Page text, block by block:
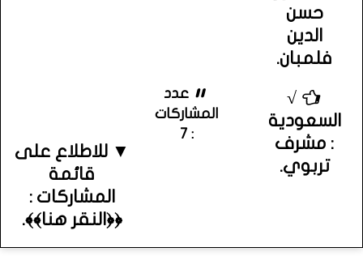
حسن
الدين
فلمبان.
√
السعودية
: مشرف
تربوي.
عدد
المشاركات
: 7
▼ للاطلاع على
قائمة
المشاركات :
﴿﴿النقر هنا﴾﴾.